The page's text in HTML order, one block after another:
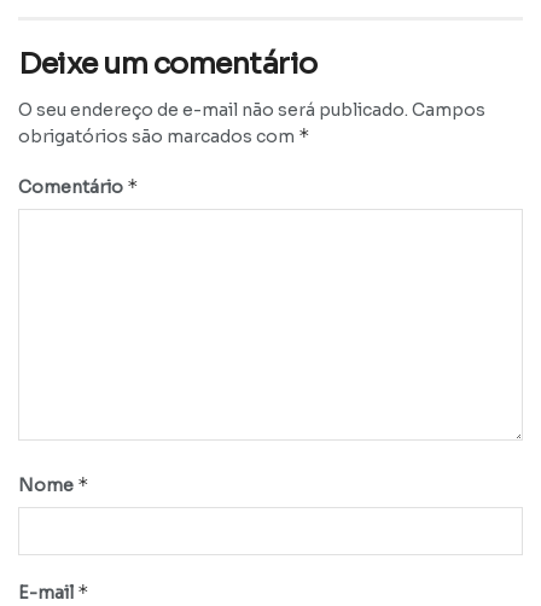
Deixe um comentário
O seu endereço de e-mail não será publicado. Campos
obrigatórios são marcados com *
Comentário *
Nome *
E-mail *